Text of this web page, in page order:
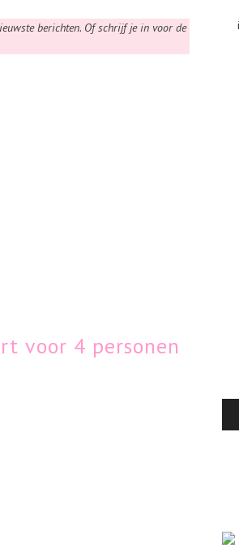
berichten. Of schrijf je in voor de
voor 4 personen